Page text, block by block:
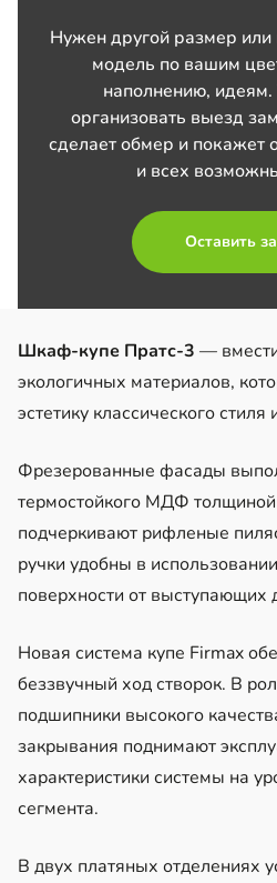
Нужен другой размер или
модель по вашим
наполнению,
организовать выезд
сделает обмер и покажет
и всех
Оставить
Шкаф-купе Пратс-3 —
экологичных материалов,
эстетику классического стиля
Фрезерованные фасады
термостойкого МДФ
подчеркивают рифленые
ручки удобны в
поверхности от выступающих
Новая система купе Firmax
беззвучный ход створок. В
подшипники высокого
закрывания поднимают
характеристики системы на
сегмента.
В двух платяных отделениях